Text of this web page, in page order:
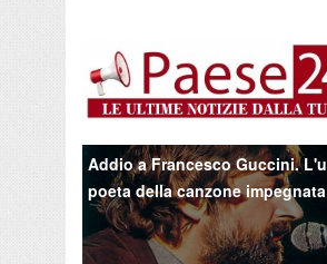
Addio a Francesco Guccini.
poeta della canzone impegnata